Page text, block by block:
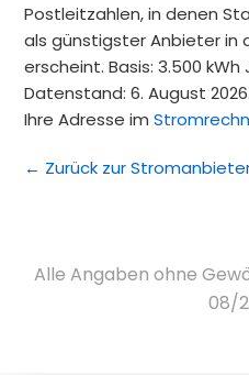
Postleitzahlen, in denen
als günstigster Anbieter in
erscheint. Basis: 3.500
Datenstand: 6. August
Ihre Adresse im
← Zurück zur
Alle Angaben ohne
08/